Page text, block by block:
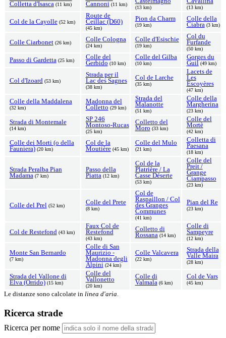
Colletta d'Isasca (11 km)
Cannoni (11 km)
(13 km) (13 km)
Col de la Cayolle (52 km)
Route de
Ceillac (D60)
(45 km)
Pion da Charm
(19 km)
Colle della
Ciabra (3 km)
Colle Ciarbonet (26 km) Colle Cologna
(24 km)
Colle d'Esischie
(19 km)
Col du
Furfande
(50 km)
Passo di Gardetta (25 km)
Colle del
Gerbido (10 km)
Colle del Gilba
(10 km)
Gorges du
Guil (49 km)
Col d'Izoard (53 km)
Strada per il
Lac des Sagnes
(38 km)
Col de Larche
(35 km)
Lacets de
Les
Escoyères
(47 km)
Colle della Maddalena
(32 km)
Madonna del
Colletto (29 km)
Strada del
Malanotte
(51 km)
Colle della
Margherina
(23 km)
Strada di Montemale
(14 km)
SP 246
Montoso-Rucas
(25 km)
Colletto del
Moro (33 km)
Colle del
Mortè
(42 km)
Colle dei Morti (o della
Fauniera) (20 km)
Col de la
Moutière (45 km)
Colle del Mulo
(21 km)
Colletta di
Paesana
(18 km)
Strada Peralba Pian
Madama (7 km)
Passo della
Piatta (12 km)
Col de la
Platrière / La
Casse Déserte
(53 km)
Colle del
Preit /
Grange
Ciampasso
(23 km)
Colle del Prel (52 km) Colle del Prete
(8 km)
Col de
Raspaillon / Col
des Granges
Communes
(41 km)
Pian del Re
(23 km)
Col de Restefond (43 km)
Faux Col de
Restefond
(43 km)
Colletto di
Rossana (14 km)
Colle di
Sampeyre
(12 km)
Monte San Bernardo
(7 km)
Colle di San
Maurizio -
Madonna degli
Alpini (24 km)
Colle Valcavera
(22 km)
Strada della
Valle Maira
(28 km)
Strada del Vallone di
Elva (Orrido) (15 km)
Colle del
Vallonetto
(20 km)
Colle di
Valmala (6 km)
Col de Vars
(45 km)
Le distanze sono calcolate in linea d'aria.
Ricerca strade
Ricerca per nome